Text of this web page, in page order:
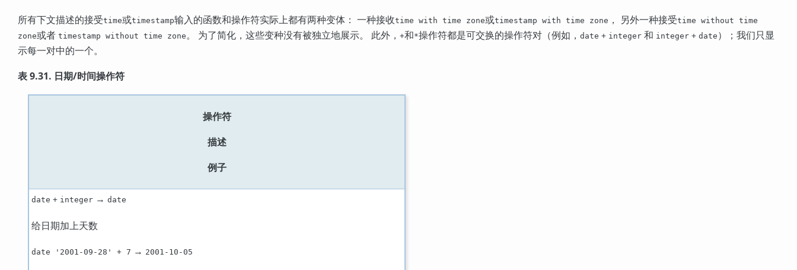
所有下文描述的接受time或timestamp输入的函数和操作符实际上都有两种变体： 一种接收time with time zone或timestamp with time zone ， 另外一种接受time without time
zone或者 timestamp without time zone。 为了简化，这些变种没有被独立地展示。 此外， +和*操作符都是可交换的操作符对（例如， date + integer 和 integer + date ）；我们只显
示每一对中的一个。
表 9.31. 日期/时间操作符
操作符
描述
例子
date + integer →date
给日期加上天数
date '2001-09-28' + 7 → 2001-10-05